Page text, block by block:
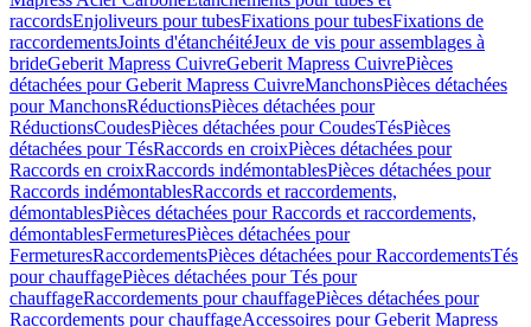
raccordsEnjoliveurs pour tubesFixations pour tubesFixations de
raccordementsJoints d'étanchéitéJeux de vis pour assemblages à
brideGeberit Mapress CuivreGeberit Mapress CuivrePièces
détachées pour Geberit Mapress CuivreManchonsPièces détachées
pour ManchonsRéductionsPièces détachées pour
RéductionsCoudesPièces détachées pour CoudesTésPièces
détachées pour TésRaccords en croixPièces détachées pour
Raccords en croixRaccords indémontablesPièces détachées pour
Raccords indémontablesRaccords et raccordements,
démontablesPièces détachées pour Raccords et raccordements,
démontablesFermeturesPièces détachées pour
FermeturesRaccordementsPièces détachées pour RaccordementsTés
pour chauffagePièces détachées pour Tés pour
chauffageRaccordements pour chauffagePièces détachées pour
Raccordements pour chauffageAccessoires pour Geberit Mapress